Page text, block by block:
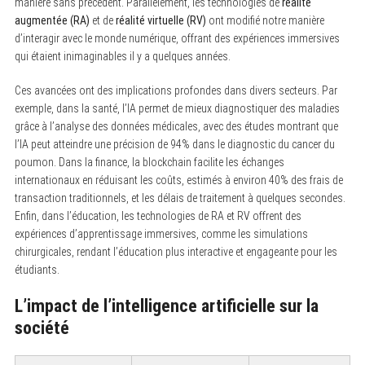
manière sans précédent. Parallèlement, les technologies de réalité
augmentée (RA) et deréalité virtuelle (RV) ont modifié notre manière
d’interagir avec le monde numérique, offrant des expériences immersives
qui étaient inimaginables il y a quelques années.
Ces avancées ont des implications profondes dans divers secteurs. Par
exemple, dans la santé, l’IA permet de mieux diagnostiquer des maladies
grâce à l’analyse des données médicales, avec des études montrant que
l’IA peut atteindre une précision de 94% dans le diagnostic du cancer du
poumon. Dans la finance, la blockchain facilite les échanges
internationaux en réduisant les coûts, estimés à environ 40% des frais de
transaction traditionnels, et les délais de traitement à quelques secondes.
Enfin, dans l’éducation, les technologies de RA et RV offrent des
expériences d’apprentissage immersives, comme les simulations
chirurgicales, rendant l’éducation plus interactive et engageante pour les
étudiants.
L’impact de l’intelligence artificielle sur la
société